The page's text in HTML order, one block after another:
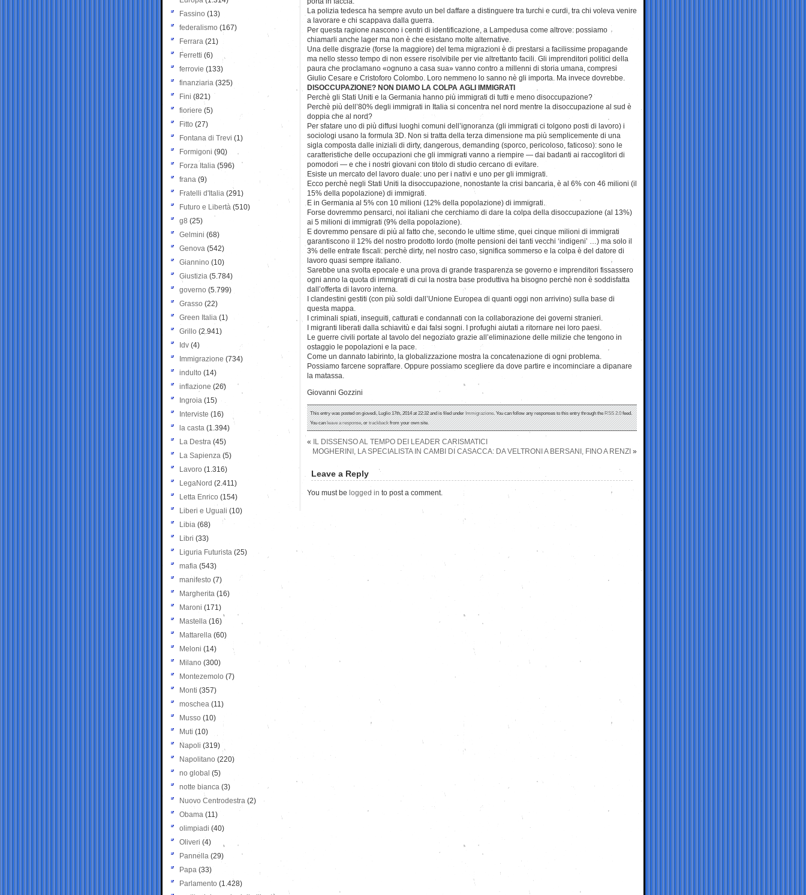
La polizia tedesca ha sempre avuto un bel daffare a distinguere tra turchi e curdi, tra chi voleva venire
a lavorare e chi scappava dalla guerra.
Per questa ragione nascono i centri di identificazione, a Lampedusa come altrove: possiamo
chiamarli anche lager ma non è che esistano molte alternative.
Una delle disgrazie (forse la maggiore) del tema migrazioni è di prestarsi a facilissime propagande
ma nello stesso tempo di non essere risolvibile per vie altrettanto facili. Gli imprenditori politici della
paura che proclamano «ognuno a casa sua» vanno contro a millenni di storia umana, compresi
Giulio Cesare e Cristoforo Colombo. Loro nemmeno lo sanno nè gli importa. Ma invece dovrebbe.
DISOCCUPAZIONE? NON DIAMO LA COLPA AGLI IMMIGRATI
Perchè gli Stati Uniti e la Germania hanno più immigrati di tutti e meno disoccupazione?
Perchè più dell’80% degli immigrati in Italia si concentra nel nord mentre la disoccupazione al sud è
doppia che al nord?
Per sfatare uno di più diffusi luoghi comuni dell’ignoranza (gli immigrati ci tolgono posti di lavoro) i
sociologi usano la formula 3D. Non si tratta della terza dimensione ma più semplicemente di una
sigla composta dalle iniziali di dirty, dangerous, demanding (sporco, pericoloso, faticoso): sono le
caratteristiche delle occupazioni che gli immigrati vanno a riempire — dai badanti ai raccoglitori di
pomodori — e che i nostri giovani con titolo di studio cercano di evitare.
Esiste un mercato del lavoro duale: uno per i nativi e uno per gli immigrati.
Ecco perchè negli Stati Uniti la disoccupazione, nonostante la crisi bancaria, è al 6% con 46 milioni (il
15% della popolazione) di immigrati.
E in Germania al 5% con 10 milioni (12% della popolazione) di immigrati.
Forse dovremmo pensarci, noi italiani che cerchiamo di dare la colpa della disoccupazione (al 13%)
ai 5 milioni di immigrati (9% della popolazione).
E dovremmo pensare di più al fatto che, secondo le ultime stime, quei cinque milioni di immigrati
garantiscono il 12% del nostro prodotto lordo (molte pensioni dei tanti vecchi ‘indigeni’ …) ma solo il
3% delle entrate fiscali: perchè dirty, nel nostro caso, significa sommerso e la colpa è del datore di
lavoro quasi sempre italiano.
Sarebbe una svolta epocale e una prova di grande trasparenza se governo e imprenditori fissassero
ogni anno la quota di immigrati di cui la nostra base produttiva ha bisogno perchè non è soddisfatta
dall’offerta di lavoro interna.
I clandestini gestiti (con più soldi dall’Unione Europea di quanti oggi non arrivino) sulla base di
questa mappa.
I criminali spiati, inseguiti, catturati e condannati con la collaborazione dei governi stranieri.
I migranti liberati dalla schiavitù e dai falsi sogni. I profughi aiutati a ritornare nei loro paesi.
Le guerre civili portate al tavolo del negoziato grazie all’eliminazione delle milizie che tengono in
ostaggio le popolazioni e la pace.
Come un dannato labirinto, la globalizzazione mostra la concatenazione di ogni problema.
Possiamo farcene sopraffare. Oppure possiamo scegliere da dove partire e incominciare a dipanare
la matassa.
Giovanni Gozzini
This entry was posted on giovedì, Luglio 17th, 2014 at 22:32 and is filed underImmigrazione. You can follow any responses to this entry through theRSS 2.0feed.
You canleave a response, ortrackbackfrom your own site.
«
IL DISSENSO AL TEMPO DEI LEADER CARISMATICI
MOGHERINI, LA SPECIALISTA IN CAMBI DI CASACCA: DA VELTRONI A BERSANI, FINO A RENZI »
Leave a Reply
You must be logged in to post a comment.
Fassino (13)
federalismo (167)
Ferrara (21)
Ferretti (6)
ferrovie (133)
finanziaria (325)
Fini (821)
fioriere (5)
Fitto (27)
Fontana di Trevi (1)
Formigoni (90)
Forza Italia (596)
frana (9)
Fratelli d'Italia (291)
Futuro e Libertà (510)
g8 (25)
Gelmini (68)
Genova (542)
Giannino (10)
Giustizia (5.784)
governo (5.799)
Grasso (22)
Green Italia (1)
Grillo (2.941)
Idv (4)
Immigrazione (734)
indulto (14)
inflazione (26)
Ingroia (15)
Interviste (16)
la casta (1.394)
La Destra (45)
La Sapienza (5)
Lavoro (1.316)
LegaNord (2.411)
Letta Enrico (154)
Liberi e Uguali (10)
Libia (68)
Libri (33)
Liguria Futurista (25)
mafia (543)
manifesto (7)
Margherita (16)
Maroni (171)
Mastella (16)
Mattarella (60)
Meloni (14)
Milano (300)
Montezemolo (7)
Monti (357)
moschea (11)
Musso (10)
Muti (10)
Napoli (319)
Napolitano (220)
no global (5)
notte bianca (3)
Nuovo Centrodestra (2)
Obama (11)
olimpiadi (40)
Oliveri (4)
Pannella (29)
Papa (33)
Parlamento (1.428)